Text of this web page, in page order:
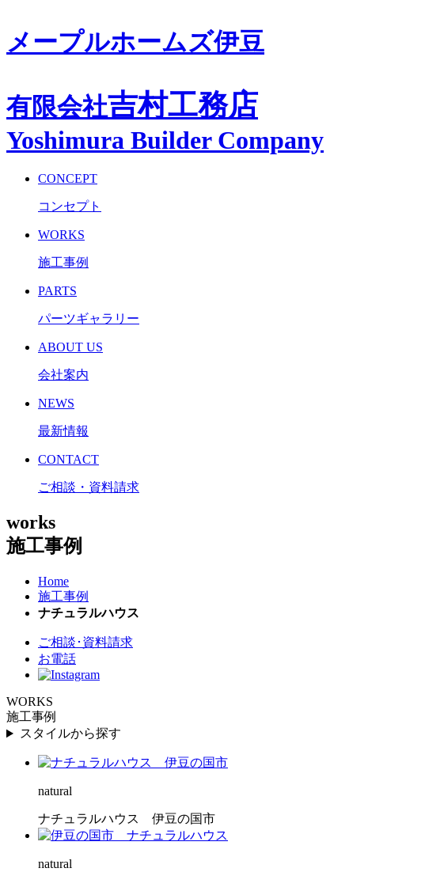
メープルホームズ伊豆
有限会社吉村工務店
Yoshimura Builder Company
CONCEPT
コンセプト
WORKS
施工事例
PARTS
パーツギャラリー
ABOUT US
会社案内
NEWS
最新情報
CONTACT
ご相談・資料請求
works
施工事例
Home
施工事例
ナチュラルハウス
ご相談･資料請求
お電話
WORKS
施工事例
スタイルから探す
natural
ナチュラルハウス 伊豆の国市
natural